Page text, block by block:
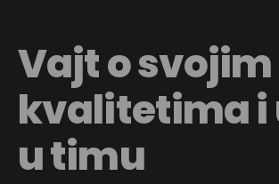
Vajt o svojim
kvalitetima i
u timu